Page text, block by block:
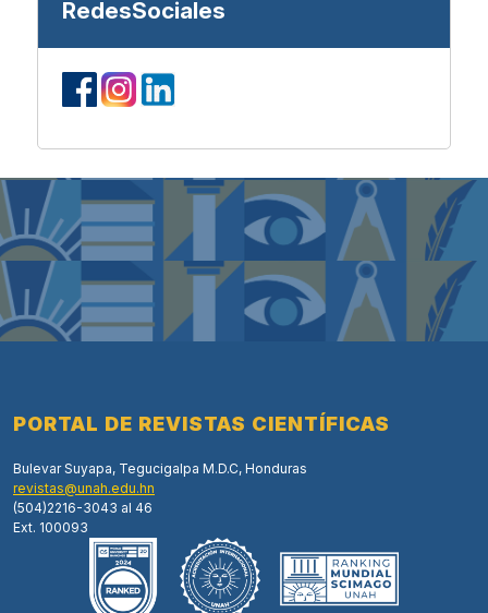
RedesSociales
PORTAL DE REVISTAS CIENTÍFICAS
Bulevar Suyapa, Tegucigalpa M.D.C, Honduras
revistas@unah.edu.hn
(504)2216-3043 al 46
Ext. 100093